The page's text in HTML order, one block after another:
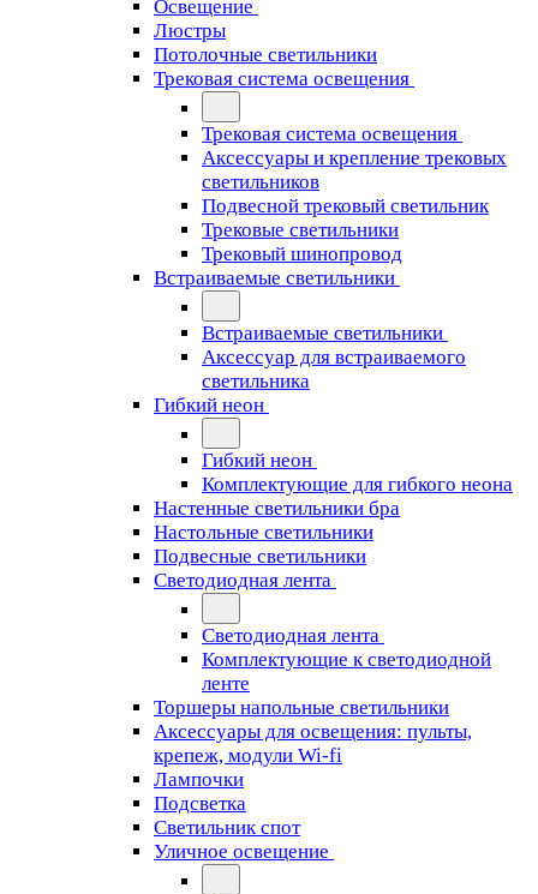
Освещение
Люстры
Потолочные светильники
Трековая система освещения
Трековая система освещения
Аксессуары и крепление трековых
светильников
Подвесной трековый светильник
Трековые светильники
Трековый шинопровод
Встраиваемые светильники
Встраиваемые светильники
Аксессуар для встраиваемого
светильника
Гибкий неон
Гибкий неон
Комплектующие для гибкого неона
Настенные светильники бра
Настольные светильники
Подвесные светильники
Светодиодная лента
Светодиодная лента
Комплектующие к светодиодной
ленте
Торшеры напольные светильники
Аксессуары для освещения: пульты,
крепеж, модули Wi-fi
Лампочки
Подсветка
Светильник спот
Уличное освещение